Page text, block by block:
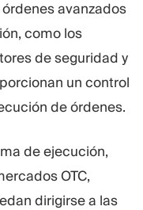
avanzados
como los
de seguridad y
un control
de órdenes.
de ejecución,
OTC,
dirigirse a las